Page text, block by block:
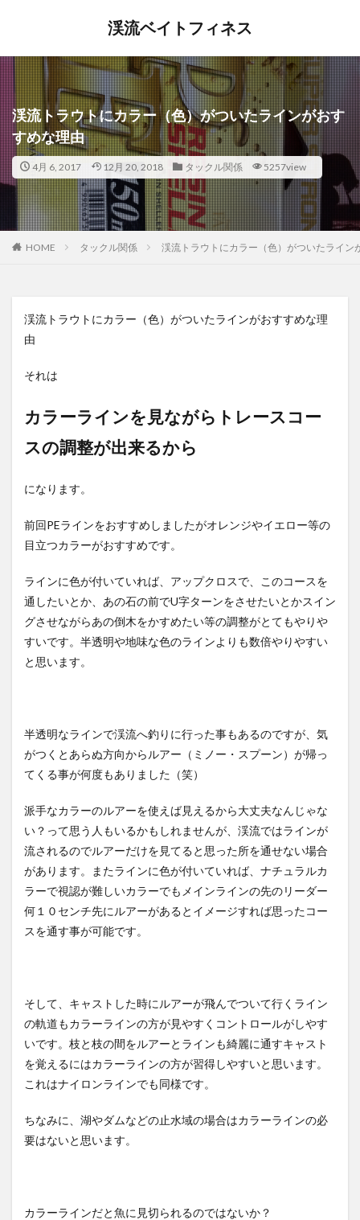
渓流ベイトフィネス
渓流トラウトにカラー（色）がついたラインがおす
すめな理由
4月 6, 2017 12月 20, 2018 タックル関係 5257view
HOME タックル関係 渓流トラウトにカラー（色）がついたライン
渓流トラウトにカラー（色）がついたラインがおすすめな理
由
それは
カラーラインを見ながらトレースコー
スの調整が出来るから
になります。
前回PEラインをおすすめしましたがオレンジやイエロー等の
目立つカラーがおすすめです。
ラインに色が付いていれば、アップクロスで、このコースを
通したいとか、あの石の前でU字ターンをさせたいとかスイン
グさせながらあの倒木をかすめたい等の調整がとてもやりや
すいです。半透明や地味な色のラインよりも数倍やりやすい
と思います。
半透明なラインで渓流へ釣りに行った事もあるのですが、気
がつくとあらぬ方向からルアー（ミノー・スプーン）が帰っ
てくる事が何度もありました（笑）
派手なカラーのルアーを使えば見えるから大丈夫なんじゃな
い？って思う人もいるかもしれませんが、渓流ではラインが
流されるのでルアーだけを見てると思った所を通せない場合
があります。またラインに色が付いていれば、ナチュラルカ
ラーで視認が難しいカラーでもメインラインの先のリーダー
何１０センチ先にルアーがあるとイメージすれば思ったコー
スを通す事が可能です。
そして、キャストした時にルアーが飛んでついて行くライン
の軌道もカラーラインの方が見やすくコントロールがしやす
いです。枝と枝の間をルアーとラインも綺麗に通すキャスト
を覚えるにはカラーラインの方が習得しやすいと思います。
これはナイロンラインでも同様です。
ちなみに、湖やダムなどの止水域の場合はカラーラインの必
要はないと思います。
カラーラインだと魚に見切られるのではないか？